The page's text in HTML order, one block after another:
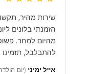
שירות מהיר,
הזמנתי בלונים
מהיום למחר.
להתבלבל, תזמינו
אייל ימיני (יום